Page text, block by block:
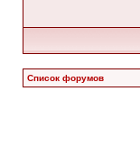
Список форумов